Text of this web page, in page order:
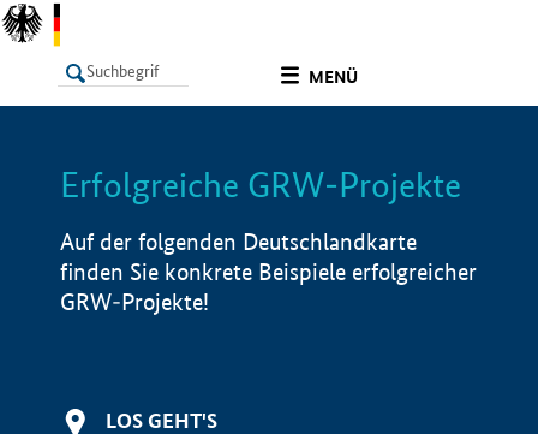
MENÜ
LISTE Info
Erfolgreiche GRW-Projekte
Auf der folgenden Deutschlandkarte
finden Sie konkrete Beispiele erfolgreicher
GRW-Projekte!
LOS GEHT'S